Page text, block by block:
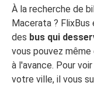
À la recherche de
Macerata ?
des bus qui
vous pouvez
à l'avance. Pour
votre ville, il vous